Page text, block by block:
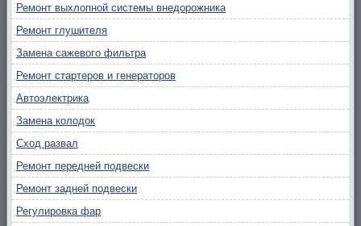
Ремонт выхлопной системы внедорожника
Ремонт глушителя
Замена сажевого фильтра
Ремонт стартеров и генераторов
Автоэлектрика
Замена колодок
Сход развал
Ремонт передней подвески
Ремонт задней подвески
Регулировка фар